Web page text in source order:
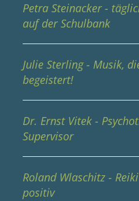
Petra Steinacker -
auf der Schulbank
Julie Sterling - Musik,
begeistert!
Dr. Ernst Vitek -
Supervisor
Roland Wlaschitz -
positiv